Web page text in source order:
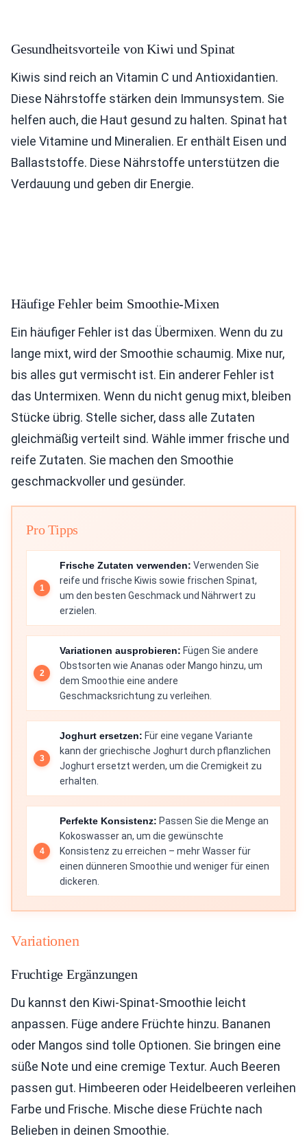
Gesundheitsvorteile von Kiwi und Spinat
Kiwis sind reich an Vitamin C und Antioxidantien.
Diese Nährstoffe stärken dein Immunsystem. Sie
helfen auch, die Haut gesund zu halten. Spinat hat
viele Vitamine und Mineralien. Er enthält Eisen und
Ballaststoffe. Diese Nährstoffe unterstützen die
Verdauung und geben dir Energie.
Häufige Fehler beim Smoothie-Mixen
Ein häufiger Fehler ist das Übermixen. Wenn du zu
lange mixt, wird der Smoothie schaumig. Mixe nur,
bis alles gut vermischt ist. Ein anderer Fehler ist
das Untermixen. Wenn du nicht genug mixt, bleiben
Stücke übrig. Stelle sicher, dass alle Zutaten
gleichmäßig verteilt sind. Wähle immer frische und
reife Zutaten. Sie machen den Smoothie
geschmackvoller und gesünder.
Pro Tipps
Frische Zutaten verwenden: Verwenden Sie
reife und frische Kiwis sowie frischen Spinat,
um den besten Geschmack und Nährwert zu
erzielen.
Variationen ausprobieren: Fügen Sie andere
Obstsorten wie Ananas oder Mango hinzu, um
dem Smoothie eine andere
Geschmacksrichtung zu verleihen.
Joghurt ersetzen: Für eine vegane Variante
kann der griechische Joghurt durch pflanzlichen
Joghurt ersetzt werden, um die Cremigkeit zu
erhalten.
Perfekte Konsistenz: Passen Sie die Menge an
Kokoswasser an, um die gewünschte
Konsistenz zu erreichen – mehr Wasser für
einen dünneren Smoothie und weniger für einen
dickeren.
Variationen
Fruchtige Ergänzungen
Du kannst den Kiwi-Spinat-Smoothie leicht
anpassen. Füge andere Früchte hinzu. Bananen
oder Mangos sind tolle Optionen. Sie bringen eine
süße Note und eine cremige Textur. Auch Beeren
passen gut. Himbeeren oder Heidelbeeren verleihen
Farbe und Frische. Mische diese Früchte nach
Belieben in deinen Smoothie.